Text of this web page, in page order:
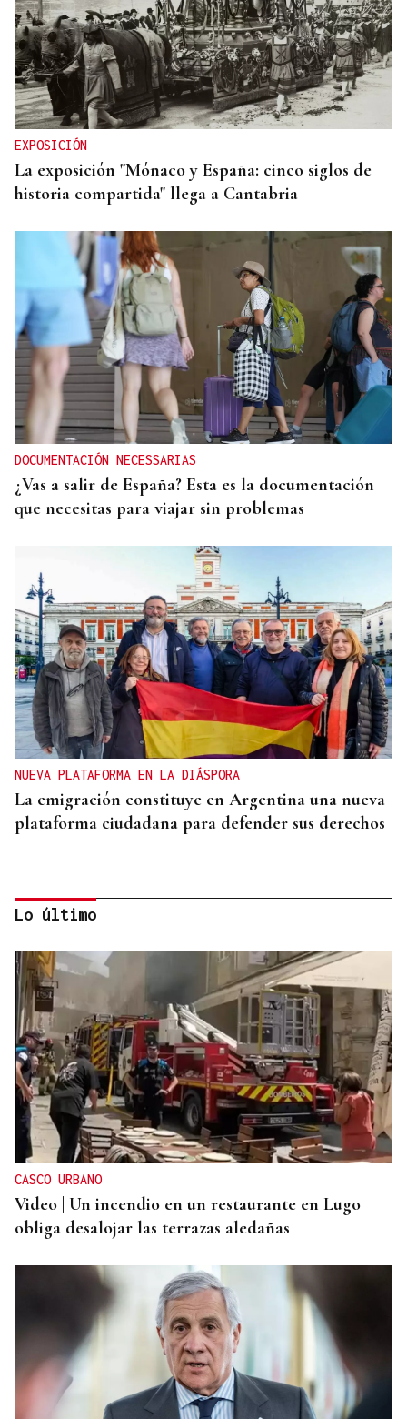
EXPOSICIÓN
La exposición "Mónaco y España: cinco siglos de
historia compartida" llega a Cantabria
DOCUMENTACIÓN NECESSARIAS
¿Vas a salir de España? Esta es la documentación
que necesitas para viajar sin problemas
NUEVA PLATAFORMA EN LA DIÁSPORA
La emigración constituye en Argentina una nueva
plataforma ciudadana para defender sus derechos
GIRA
El Ballet Folklórico Tupa Marka en gira en España
y Francia
Lo último
CASCO URBANO
Video | Un incendio en un restaurante en Lugo
obliga desalojar las terrazas aledañas